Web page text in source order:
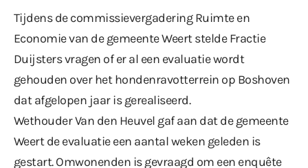
Tijdens de commissievergadering Ruimte en
Economie van de gemeente Weert stelde Fractie
Duijsters vragen of er al een evaluatie wordt
gehouden over het hondenravotterrein op Boshoven
dat afgelopen jaar is gerealiseerd.
Wethouder Van den Heuvel gaf aan dat de gemeente
Weert de evaluatie een aantal weken geleden is
gestart. Omwonenden is gevraagd om een enquête